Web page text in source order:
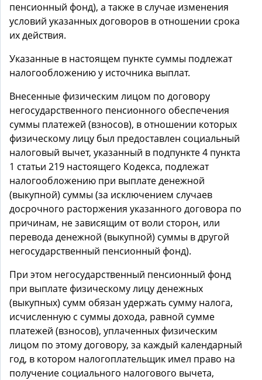
пенсионный фонд), а также в случае изменения
условий указанных договоров в отношении срока
их действия.
Указанные в настоящем пункте суммы подлежат
налогообложению у источника выплат.
Внесенные физическим лицом по договору
негосударственного пенсионного обеспечения
суммы платежей (взносов), в отношении которых
физическому лицу был предоставлен социальный
налоговый вычет, указанный в подпункте 4 пункта
1 статьи 219 настоящего Кодекса, подлежат
налогообложению при выплате денежной
(выкупной) суммы (за исключением случаев
досрочного расторжения указанного договора по
причинам, не зависящим от воли сторон, или
перевода денежной (выкупной) суммы в другой
негосударственный пенсионный фонд).
При этом негосударственный пенсионный фонд
при выплате физическому лицу денежных
(выкупных) сумм обязан удержать сумму налога,
исчисленную с суммы дохода, равной сумме
платежей (взносов), уплаченных физическим
лицом по этому договору, за каждый календарный
год, в котором налогоплательщик имел право на
получение социального налогового вычета,